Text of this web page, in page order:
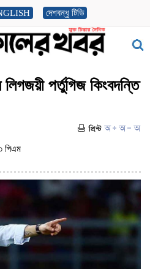
দেশবন্ধু টিভি
লিগজয়ী পর্তুগিজ কিংবদন্তি
পিএম